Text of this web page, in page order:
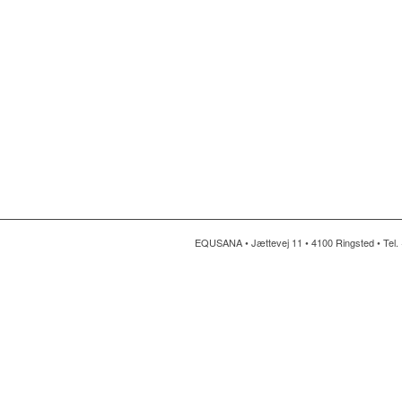
EQUSANA • Jættevej 11 • 4100 Ringsted •